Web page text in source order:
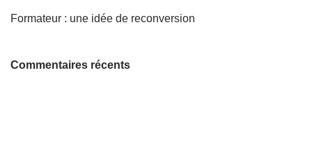
Formateur : une idée de reconversion
Commentaires récents